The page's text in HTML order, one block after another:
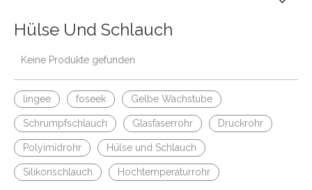
Hülse Und Schlauch
Keine Produkte gefunden
lingee foseek Gelbe Wachstube
Schrumpfschlauch Glasfaserrohr Druckrohr
Polyimidrohr Hülse und Schlauch
Silikonschlauch Hochtemperaturrohr